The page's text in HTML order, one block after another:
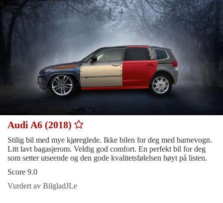
Audi A6 (2018)
Stilig bil med mye kjøreglede. Ikke bilen for deg med barnevogn.
Litt lavt bagasjerom. Veldig god comfort. En perfekt bil for deg
som setter utseende og den gode kvalitetsfølelsen høyt på listen.
Score 9.0
Vurdert av BilgladJLe